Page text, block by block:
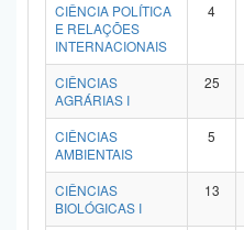
CIÊNCIA POLÍTICA
E RELAÇÕES
INTERNACIONAIS
4
CIÊNCIAS
AGRÁRIAS I
25
CIÊNCIAS
AMBIENTAIS
5
CIÊNCIAS
BIOLÓGICAS I
13